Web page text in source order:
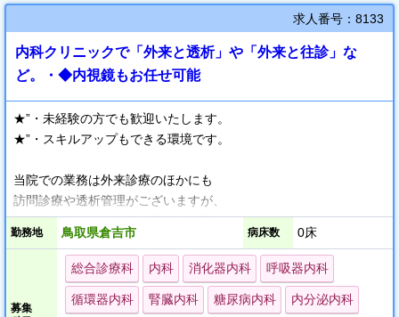
求人番号：8133
内科クリニックで「外来と透析」や「外来と往診」な
ど。・◆内視鏡もお任せ可能
★”・未経験の方でも歓迎いたします。
★”・スキルアップもできる環境です。
当院での業務は外来診療のほかにも
訪問診療や透析管理がございますが、
未経験の方にも、当院の医師が指導させていただきます。
外来のみでなく、医師として様々なスキルを身につけたい方にも
おすすめです。
当院ではオンコール免除の相談が可能なため、
勤務地 鳥取県倉吉市 病床数 0床
募集
総合診療科 内科 消化器内科 呼吸器内科
循環器内科 腎臓内科 糖尿病内科 内分泌内科